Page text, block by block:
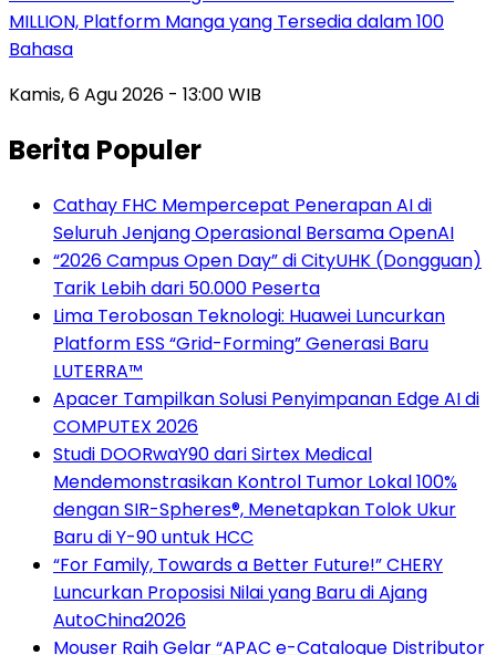
MILLION, Platform Manga yang Tersedia dalam 100
Bahasa
Kamis, 6 Agu 2026 - 13:00 WIB
Berita Populer
Cathay FHC Mempercepat Penerapan AI di
Seluruh Jenjang Operasional Bersama OpenAI
“2026 Campus Open Day” di CityUHK (Dongguan)
Tarik Lebih dari 50.000 Peserta
Lima Terobosan Teknologi: Huawei Luncurkan
Platform ESS “Grid-Forming” Generasi Baru
LUTERRA™
Apacer Tampilkan Solusi Penyimpanan Edge AI di
COMPUTEX 2026
Studi DOORwaY90 dari Sirtex Medical
Mendemonstrasikan Kontrol Tumor Lokal 100%
dengan SIR-Spheres®, Menetapkan Tolok Ukur
Baru di Y-90 untuk HCC
“For Family, Towards a Better Future!” CHERY
Luncurkan Proposisi Nilai yang Baru di Ajang
AutoChina2026
Mouser Raih Gelar “APAC e-Catalogue Distributor